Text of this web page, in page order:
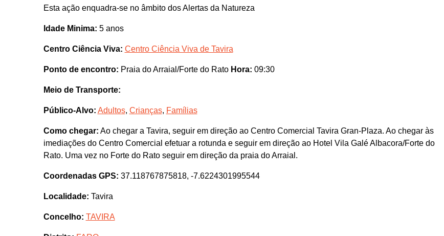
Esta ação enquadra-se no âmbito dos Alertas da Natureza
Idade Minima: 5 anos
Centro Ciência Viva: Centro Ciência Viva de Tavira
Ponto de encontro: Praia do Arraial/Forte do Rato Hora: 09:30
Meio de Transporte:
Público-Alvo: Adultos, Crianças, Famílias
Como chegar: Ao chegar a Tavira, seguir em direção ao Centro Comercial Tavira Gran-Plaza. Ao chegar às
imediações do Centro Comercial efetuar a rotunda e seguir em direção ao Hotel Vila Galé Albacora/Forte do
Rato. Uma vez no Forte do Rato seguir em direção da praia do Arraial.
Coordenadas GPS: 37.118767875818, -7.6224301995544
Localidade: Tavira
Concelho: TAVIRA